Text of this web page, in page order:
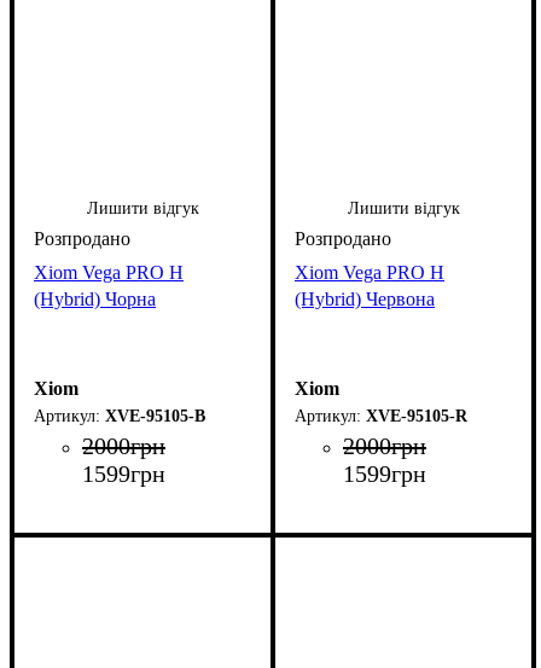
Лишити відгук
Xiom Vega PRO H
(Hybrid) Чорна
Xiom
XVE-95105-B
2000грн
1599грн
Лишити відгук
Xiom Vega PRO H
(Hybrid) Червона
Xiom
XVE-95105-R
2000грн
1599грн